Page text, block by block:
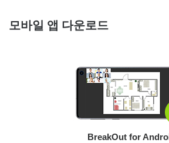
모바일 앱 다운로드
BreakOut for